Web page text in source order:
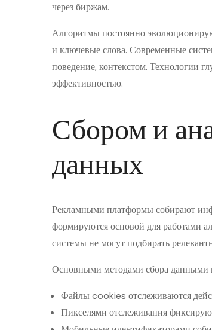
через биржам.
Алгоритмы постоянно
и ключевые слова. Современные
поведение, контекстом. Технологии
эффективностью.
Сбором и
данных
Рекламными платформы собирают
формируются основой для работами
системы не могут подбирать
Основными методами сбора
Файлы cookies отслеживаются
Пикселями отслеживания